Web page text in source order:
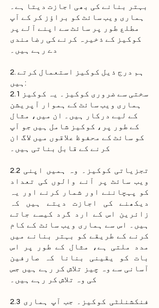
بہتر بنانے کی بھی اجازت دیتا ہے۔
ہماری ویب سائٹ کو براؤز کر کے آپ
مطلع طور پر سائٹ سے اپنے آلے پر
کوکیز کے ذخیرہ کرنے کی رضامندی
دے رہے ہیں۔
2. ہم درج ذیل کوکیز استعمال کرتے
ہیں:
2.1 سختی سے ضروری کوکیز۔ یہ کوکیز
ہماری ویب سائٹ کے ہموار آپریشن
کے لیے درکار ہیں۔ ان میں، مثال
کے طور پر، کوکیز شامل ہیں جو آپ
کو سائٹ کے محفوظ علاقوں میں لاگ ان
کرنے کے قابل بناتی ہیں۔
2.2 تجزیاتی کوکیز۔ وہ ہمیں اپنی
ویب سائٹ پر آنے والوں کی تعداد
کو پہچاننے اور شمار کرنے اور یہ
دیکھنے کی اجازت دیتے ہیں کہ
زائرین اس کے ارد گرد کیسے جاتے
ہیں۔ اس سے ہماری ویب سائٹ کے کام
کرنے کے طریقے کو بہتر بنانے میں
مدد ملتی ہے، مثال کے طور پر اس
بات کو یقینی بنانا کہ صارفین
آسانی سے وہ چیز تلاش کر رہے ہیں جس
کی وہ تلاش کر رہے ہیں۔
2.3 فنکشنلٹی کوکیز۔ جب آپ ہماری